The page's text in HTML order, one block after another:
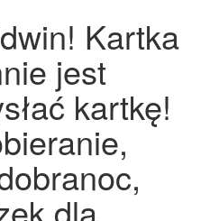
Kartka
jest
kartkę!
dla